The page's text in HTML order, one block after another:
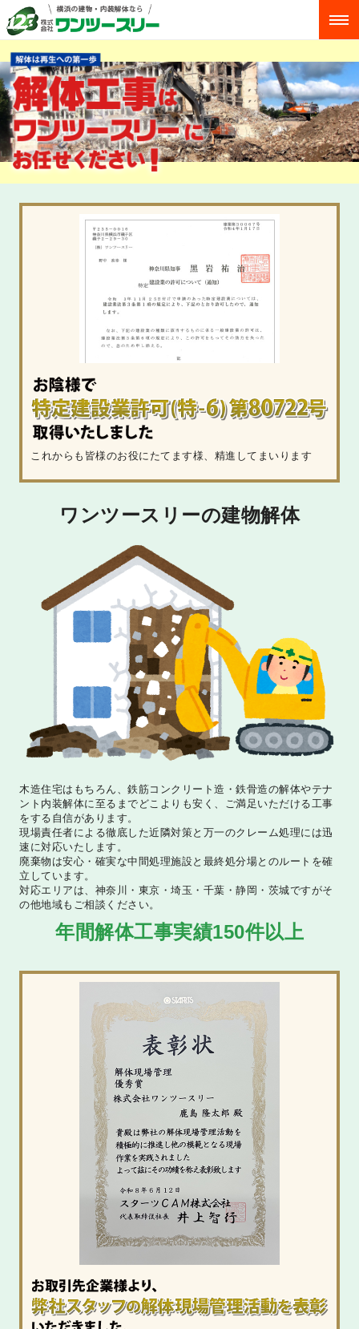
これからも皆様のお役にたてます様、精進してまいります
ワンツースリーの建物解体
木造住宅はもちろん、鉄筋コンクリート造・鉄骨造の解体やテナ
ント内装解体に至るまでどこよりも安く、ご満足いただける工事
をする自信があります。
現場責任者による徹底した近隣対策と万一のクレーム処理には迅
速に対応いたします。
廃棄物は安心・確実な中間処理施設と最終処分場とのルートを確
立しています。
対応エリアは、神奈川・東京・埼玉・千葉・静岡・茨城ですがそ
の他地域もご相談ください。
年間解体工事実績150件以上